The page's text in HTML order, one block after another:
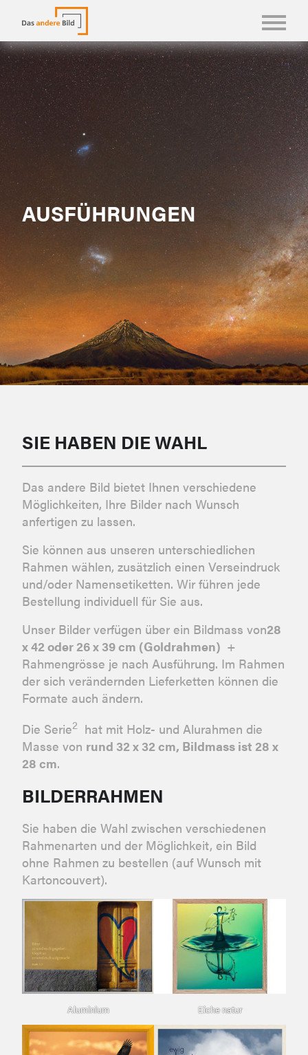
KONFBILDER
FOTOLANGUAGEN
KASUALIEN & KARTEN
SHOP
AUSFÜHRUNGEN
SIE HABEN DIE WAHL
Das andere Bild bietet Ihnen verschiedene
Möglichkeiten, Ihre Bilder nach Wunsch
anfertigen zu lassen.
Sie können aus unseren unterschiedlichen
Rahmen wählen, zusätzlich einen Verseindruck
und/oder Namensetiketten. Wir führen jede
Bestellung individuell für Sie aus.
Unser Bilder verfügen über ein Bildmass von28
x 42 oder 26 x 39 cm (Goldrahmen) +
Rahmengrösse je nach Ausführung. Im Rahmen
der sich verändernden Lieferketten können die
Formate auch ändern.
Die Serie2 hat mit Holz- und Alurahmen die
Masse von rund 32 x 32 cm, Bildmass ist 28 x
28 cm.
BILDERRAHMEN
Sie haben die Wahl zwischen verschiedenen
Rahmenarten und der Möglichkeit, ein Bild
ohne Rahmen zu bestellen (auf Wunsch mit
Kartoncouvert).
Aluminium Eiche natur